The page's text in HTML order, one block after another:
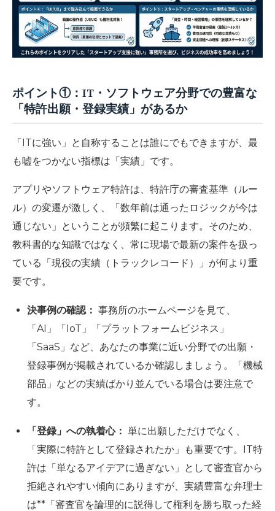
ポイント①：IT・ソフトウェア分野での豊富な
「特許出願・登録実績」があるか
「ITに強い」と自称することは誰にでもできますが、最
も嘘をつかない指標は 「実績」 です。
アプリやソフトウェア特許は、特許庁の審査基準（ルー
ル）の変遷が激しく、「数年前は通ったロジックが今は
通じない」ということが頻繁に起こります。そのため、
教科書的な知識ではなく、 常に現場で最新の案件を扱っ
ている「現役の実績（トラックレコード）」 が何より重
要です。
決事例の確認： 事務所のホームページを見て、
「AI」「IoT」「プラットフォームビジネス」
「SaaS」など、あなたの事業に近い分野での出願・
登録事例が掲載されているか確認しましょう。「機械
部品」などの実績ばかり並んでいる場合は要注意で
す。
「登録」への執着心： 単に出願しただけでなく、
「実際に特許として登録されたか」も重要です。IT特
許は「単なるアイデアに過ぎない」として審査官から
拒絶されやすい傾向にありますが、実績豊富な弁理士
は** 「審査官を論理的に説得して権利を勝ち取った経